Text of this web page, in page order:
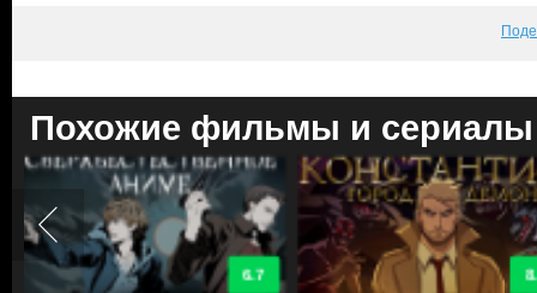
Похожие фильмы и сериалы
8.7